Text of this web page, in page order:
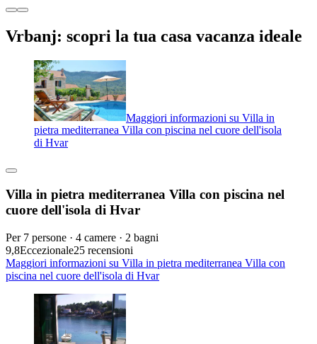
Vrbanj: scopri la tua casa vacanza ideale
Maggiori informazioni su Villa in
pietra mediterranea Villa con piscina nel cuore dell'isola
di Hvar
Villa in pietra mediterranea Villa con piscina nel
cuore dell'isola di Hvar
Per 7 persone · 4 camere · 2 bagni
9,8Eccezionale25 recensioni
Maggiori informazioni su Villa in pietra mediterranea Villa con
piscina nel cuore dell'isola di Hvar